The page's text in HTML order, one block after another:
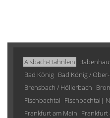
Alsbach-Hähnlein
Bad König Bad König /
Brensbach / Höllerbach
Fischbachtal Fischbachtal|
Frankfurt am Main Frankfurt